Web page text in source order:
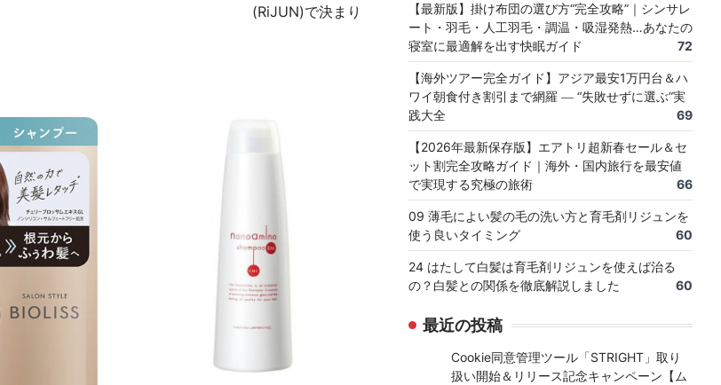
(RiJUN)で決まり
【最新版】掛け布団の選び方“完全攻略”｜シンサレ
ート・羽毛・人工羽毛・調温・吸湿発熱…あなたの
寝室に最適解を出す快眠ガイド
72
【海外ツアー完全ガイド】アジア最安1万円台＆ハ
ワイ朝食付き割引まで網羅 ― “失敗せずに選ぶ”実
践大全
69
【2026年最新保存版】エアトリ超新春セール＆セ
ット割完全攻略ガイド｜海外・国内旅行を最安値
で実現する究極の旅術
66
09 薄毛によい髪の毛の洗い方と育毛剤リジュンを
使う良いタイミング
60
24 はたして白髪は育毛剤リジュンを使えば治る
の？白髪との関係を徹底解説しました
60
最近の投稿
Cookie同意管理ツール「STRIGHT」取り
扱い開始＆リリース記念キャンペーン【ム